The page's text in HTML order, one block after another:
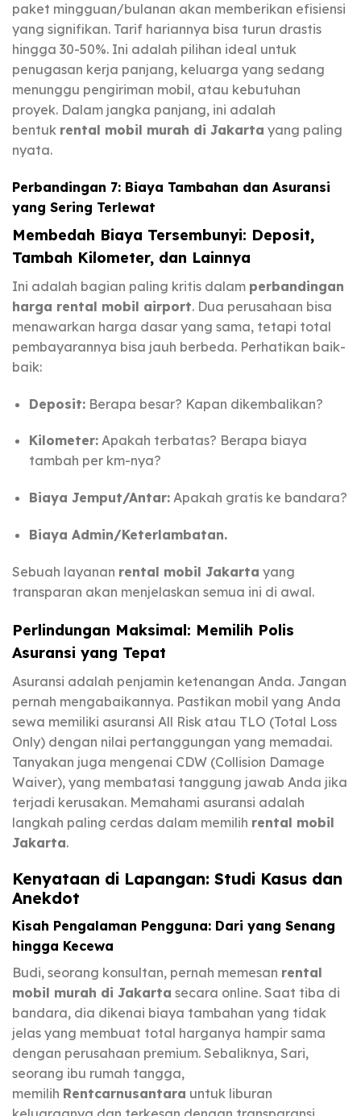
paket mingguan/bulanan akan memberikan efisiensi
yang signifikan. Tarif hariannya bisa turun drastis
hingga 30-50%. Ini adalah pilihan ideal untuk
penugasan kerja panjang, keluarga yang sedang
menunggu pengiriman mobil, atau kebutuhan
proyek. Dalam jangka panjang, ini adalah
bentuk rental mobil murah di Jakarta yang paling
nyata.
Perbandingan 7: Biaya Tambahan dan Asuransi
yang Sering Terlewat
Membedah Biaya Tersembunyi: Deposit,
Tambah Kilometer, dan Lainnya
Ini adalah bagian paling kritis dalam perbandingan
harga rental mobil airport. Dua perusahaan bisa
menawarkan harga dasar yang sama, tetapi total
pembayarannya bisa jauh berbeda. Perhatikan baik-
baik:
Deposit:Berapa besar? Kapan dikembalikan?
Kilometer:Apakah terbatas? Berapa biaya
tambah per km-nya?
Biaya Jemput/Antar:Apakah gratis ke bandara?
Biaya Admin/Keterlambatan.
Sebuah layanan rental mobil Jakarta yang
transparan akan menjelaskan semua ini di awal.
Perlindungan Maksimal: Memilih Polis
Asuransi yang Tepat
Asuransi adalah penjamin ketenangan Anda. Jangan
pernah mengabaikannya. Pastikan mobil yang Anda
sewa memiliki asuransi All Risk atau TLO (Total Loss
Only) dengan nilai pertanggungan yang memadai.
Tanyakan juga mengenai CDW (Collision Damage
Waiver), yang membatasi tanggung jawab Anda jika
terjadi kerusakan. Memahami asuransi adalah
langkah paling cerdas dalam memilih rental mobil
Jakarta.
Kenyataan di Lapangan: Studi Kasus dan
Anekdot
Kisah Pengalaman Pengguna: Dari yang Senang
hingga Kecewa
Budi, seorang konsultan, pernah memesan rental
mobil murah di Jakarta secara online. Saat tiba di
bandara, dia dikenai biaya tambahan yang tidak
jelas yang membuat total harganya hampir sama
dengan perusahaan premium. Sebaliknya, Sari,
seorang ibu rumah tangga,
memilih Rentcarnusantara untuk liburan